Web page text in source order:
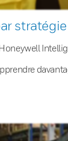
stratégie